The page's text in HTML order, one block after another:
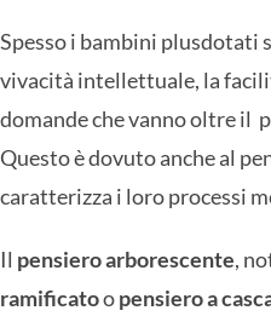
Spesso i bambini plusdotati
vivacità intellettuale, la
domande che vanno oltre il
Questo è dovuto anche al
caratterizza i loro processi
Il pensiero arborescente,
ramificatoopensiero a